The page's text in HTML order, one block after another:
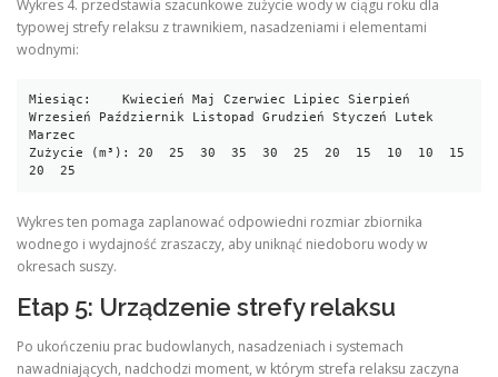
Wykres 4. przedstawia szacunkowe zużycie wody w ciągu roku dla
typowej strefy relaksu z trawnikiem, nasadzeniami i elementami
wodnymi:
Miesiąc:    Kwiecień Maj Czerwiec Lipiec Sierpień
Wrzesień Październik Listopad Grudzień Styczeń Lutek
Marzec
Zużycie (m³): 20  25  30  35  30  25  20  15  10  10  15
Wykres ten pomaga zaplanować odpowiedni rozmiar zbiornika
wodnego i wydajność zraszaczy, aby uniknąć niedoboru wody w
okresach suszy.
Etap 5: Urządzenie strefy relaksu
Po ukończeniu prac budowlanych, nasadzeniach i systemach
nawadniających, nadchodzi moment, w którym strefa relaksu zaczyna